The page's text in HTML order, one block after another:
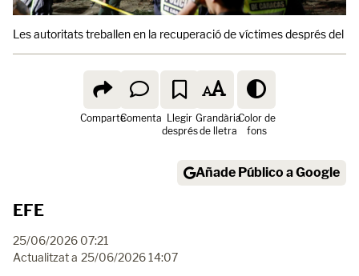
Les autoritats treballen en la recuperació de víctimes després del
ComparteComenta Llegir
després
Grandària
de lletra
Color de
fons
Añade Público a Google
EFE
25/06/2026 07:21
Actualitzat a 25/06/2026 14:07